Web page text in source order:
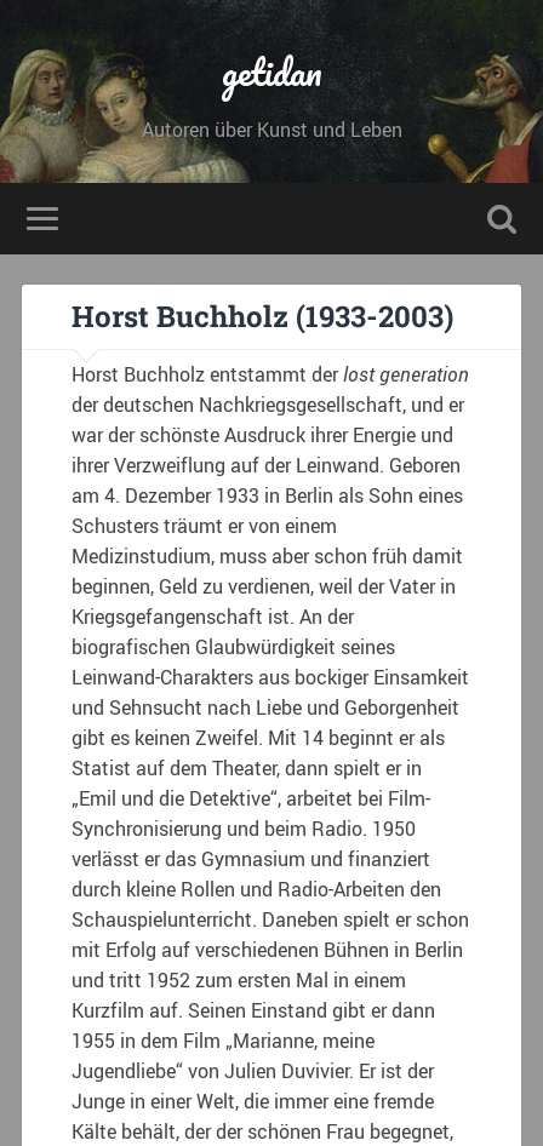
getidan
Autoren über Kunst und Leben
Horst Buchholz (1933-2003)
Horst Buchholz entstammt derlost generation
der deutschen Nachkriegsgesellschaft, und er
war der schönste Ausdruck ihrer Energie und
ihrer Verzweiflung auf der Leinwand. Geboren
am 4. Dezember 1933 in Berlin als Sohn eines
Schusters träumt er von einem
Medizinstudium, muss aber schon früh damit
beginnen, Geld zu verdienen, weil der Vater in
Kriegsgefangenschaft ist. An der
biografischen Glaubwürdigkeit seines
Leinwand-Charakters aus bockiger Einsamkeit
und Sehnsucht nach Liebe und Geborgenheit
gibt es keinen Zweifel. Mit 14 beginnt er als
Statist auf dem Theater, dann spielt er in
„Emil und die Detektive“, arbeitet bei Film-
Synchronisierung und beim Radio. 1950
verlässt er das Gymnasium und finanziert
durch kleine Rollen und Radio-Arbeiten den
Schauspielunterricht. Daneben spielt er schon
mit Erfolg auf verschiedenen Bühnen in Berlin
und tritt 1952 zum ersten Mal in einem
Kurzfilm auf. Seinen Einstand gibt er dann
1955 in dem Film „Marianne, meine
Jugendliebe“ von Julien Duvivier. Er ist der
Junge in einer Welt, die immer eine fremde
Kälte behält, der der schönen Frau begegnet,